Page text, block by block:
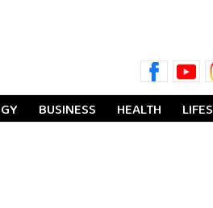
BUSINESS HEALTH